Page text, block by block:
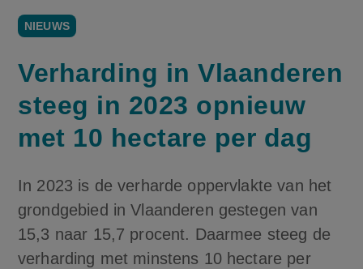
NIEUWS
Verharding in Vlaanderen
steeg in 2023 opnieuw
met 10 hectare per dag
In 2023 is de verharde oppervlakte van het
grondgebied in Vlaanderen gestegen van
15,3 naar 15,7 procent. Daarmee steeg de
verharding met minstens 10 hectare per